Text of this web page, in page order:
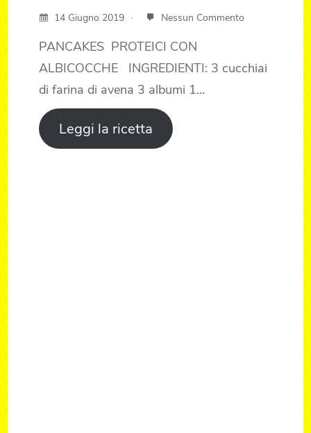
14 Giugno 2019 Nessun Commento
PANCAKES PROTEICI CON
ALBICOCCHE INGREDIENTI: 3 cucchiai
di farina di avena 3 albumi 1…
Leggi la ricetta